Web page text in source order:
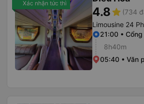
Xác nhận tức thì
4.8star (734
Limousine 24
21:00 •
8h40m
05:40 • Văn